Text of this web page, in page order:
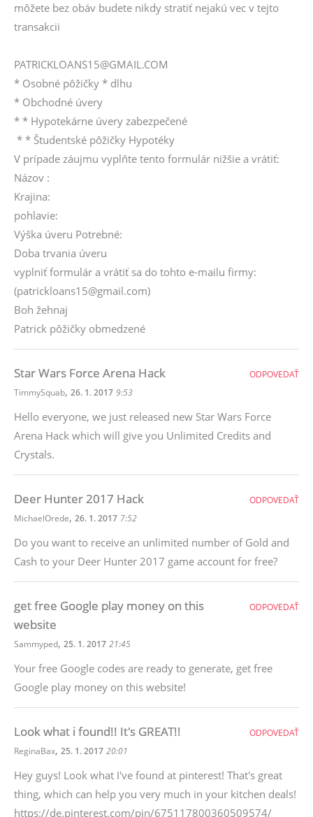
môžete bez obáv budete nikdy stratiť nejakú vec v tejto
transakcii
PATRICKLOANS15@GMAIL.COM
* Osobné pôžičky * dlhu
* Obchodné úvery
* * Hypotekárne úvery zabezpečené
* * Študentské pôžičky Hypotéky
V prípade záujmu vyplňte tento formulár nižšie a vrátiť:
Názov :
Krajina:
pohlavie:
Výška úveru Potrebné:
Doba trvania úveru
vyplniť formulár a vrátiť sa do tohto e-mailu firmy:
(patrickloans15@gmail.com)
Boh žehnaj
Patrick pôžičky obmedzené
Star Wars Force Arena Hack
TimmySquab, 26. 1. 2017 9:53
Hello everyone, we just released new Star Wars Force
Arena Hack which will give you Unlimited Credits and
Crystals.
ODPOVEDAŤ
Deer Hunter 2017 Hack
MichaelOrede, 26. 1. 2017 7:52
Do you want to receive an unlimited number of Gold and
Cash to your Deer Hunter 2017 game account for free?
ODPOVEDAŤ
get free Google play money on this
website
Sammyped, 25. 1. 2017 21:45
Your free Google codes are ready to generate, get free
Google play money on this website!
ODPOVEDAŤ
Look what i found!! It's GREAT!!
ReginaBax, 25. 1. 2017 20:01
Hey guys! Look what I've found at pinterest! That's great
thing, which can help you very much in your kitchen deals!
https://de.pinterest.com/pin/675117800360509574/
ODPOVEDAŤ